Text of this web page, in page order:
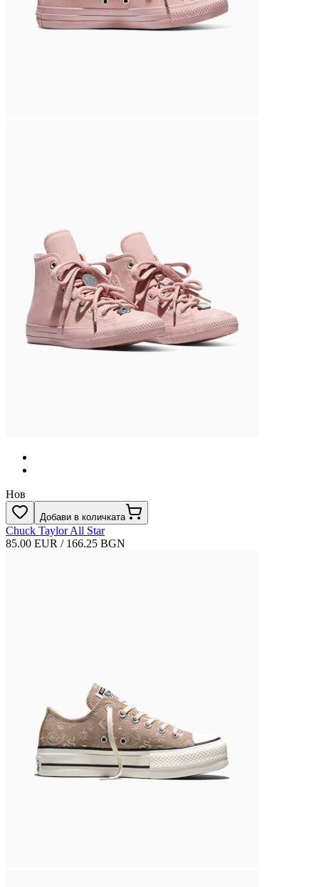
Нов
Добави в количката
Chuck Taylor All Star
85.00 EUR / 166.25 BGN